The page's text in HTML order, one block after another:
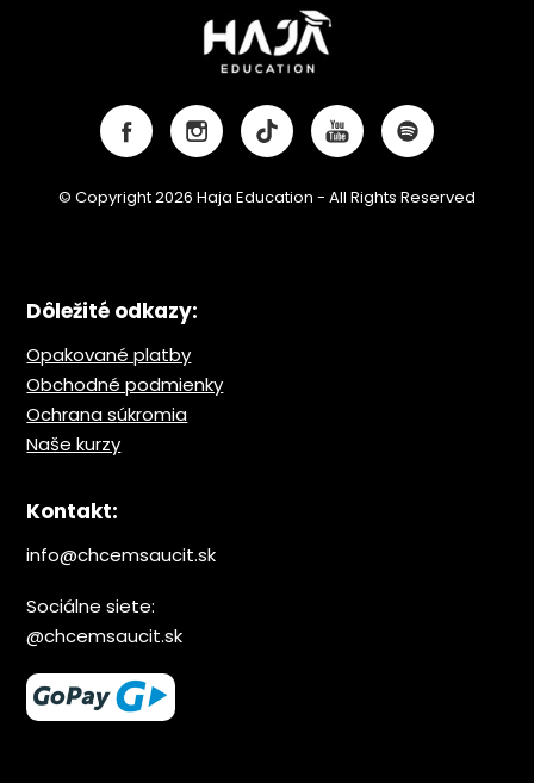
© Copyright 2026 Haja Education - All Rights Reserved
Dôležité odkazy:
Opakované platby
Obchodné podmienky
Ochrana súkromia
Naše kurzy
Kontakt:
info@chcemsaucit.sk
Sociálne siete:
@chcemsaucit.sk